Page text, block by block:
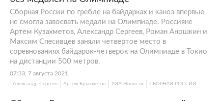
Сборная России по гребле на байдарках и каноэ впервые
не смогла завоевать медали на Олимпиаде. Россияне
Артем Кузахметов, Александр Сергеев, Роман Аношкин и
Максим Спесивцев заняли четвертое место в
соревнованиях байдарок-четверок на Олимпиаде в Токио
на дистанции 500 метров.
07:33, 7 августа 2021
Александр Сергеев Артем Кузахметов РИА Новости СБОРНАЯ РОССИИ